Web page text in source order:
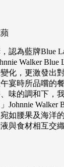
認為藍牌Blue
Walker Blue
化，更激發出
宴時所品嚐的
味的調和下，
Johnnie Walker
如腰果及海洋
與食材相互交